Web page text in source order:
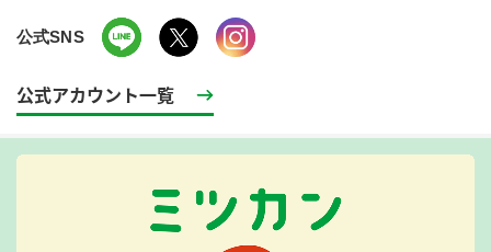
公式SNS
公式アカウント一覧